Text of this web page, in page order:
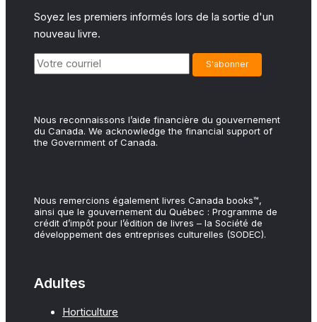
Soyez les premiers informés lors de la sortie d'un
nouveau livre.
Nous reconnaissons l’aide financière du gouvernement
du Canada. We acknowledge the financial support of
the Government of Canada.
Nous remercions également livres Canada books™,
ainsi que le gouvernement du Québec : Programme de
crédit d’impôt pour l’édition de livres – la Société de
développement des entreprises culturelles (SODEC).
Adultes
Horticulture